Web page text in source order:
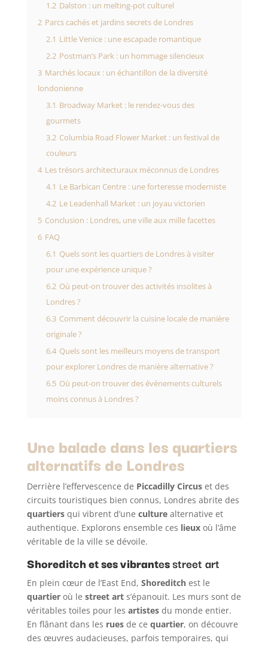
1.2 Dalston : un melting-pot culturel
2 Parcs cachés et jardins secrets de Londres
2.1 Little Venice : une escapade romantique
2.2 Postman’s Park : un hommage silencieux
3 Marchés locaux : un échantillon de la diversité
londonienne
3.1 Broadway Market : le rendez-vous des
gourmets
3.2 Columbia Road Flower Market : un festival de
couleurs
4 Les trésors architecturaux méconnus de Londres
4.1 Le Barbican Centre : une forteresse moderniste
4.2 Le Leadenhall Market : un joyau victorien
5 Conclusion : Londres, une ville aux mille facettes
6 FAQ
6.1 Quels sont les quartiers de Londres à visiter
pour une expérience unique ?
6.2 Où peut-on trouver des activités insolites à
Londres ?
6.3 Comment découvrir la cuisine locale de manière
originale ?
6.4 Quels sont les meilleurs moyens de transport
pour explorer Londres de manière alternative ?
6.5 Où peut-on trouver des événements culturels
moins connus à Londres ?
Une balade dans les quartiers
alternatifs de Londres
Derrière l’effervescence de Piccadilly Circuset des
circuits touristiques bien connus, Londres abrite des
quartiersqui vibrent d’une culturealternative et
authentique. Explorons ensemble ces lieuxoù l’âme
véritable de la ville se dévoile.
Shoreditch et ses vibrantesstreet art
En plein cœur de l’East End, Shoreditchest le
quartieroù le street arts’épanouit. Les murs sont de
véritables toiles pour les artistesdu monde entier.
En flânant dans les ruesde ce quartier, on découvre
des œuvres audacieuses, parfois temporaires, qui